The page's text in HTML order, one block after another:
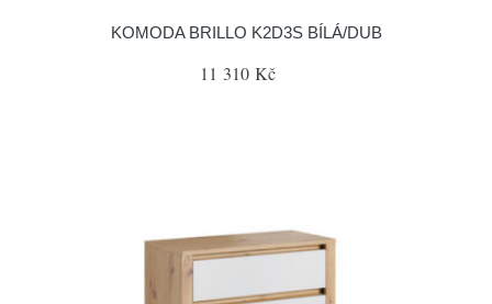
KOMODA BRILLO K2D3S BÍLÁ/DUB
11 310 Kč